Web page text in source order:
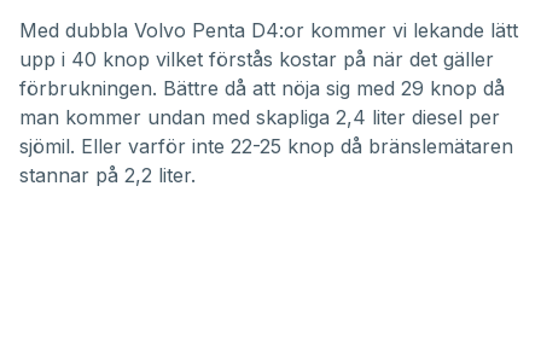
Med dubbla Volvo Penta D4:or kommer vi lekande lätt
upp i 40 knop vilket förstås kostar på när det gäller
förbrukningen. Bättre då att nöja sig med 29 knop då
man kommer undan med skapliga 2,4 liter diesel per
sjömil. Eller varför inte 22-25 knop då bränslemätaren
stannar på 2,2 liter.